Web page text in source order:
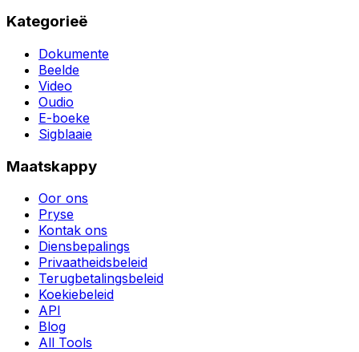
Kategorieë
Dokumente
Beelde
Video
Oudio
E-boeke
Sigblaaie
Maatskappy
Oor ons
Pryse
Kontak ons
Diensbepalings
Privaatheidsbeleid
Terugbetalingsbeleid
Koekiebeleid
API
Blog
All Tools